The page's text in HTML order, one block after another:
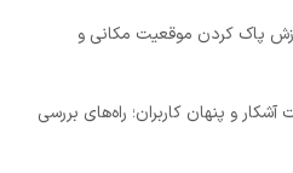
پاک کردن موقعیت مکانی و
و پنهان کاربران؛ راه‌های بررسی